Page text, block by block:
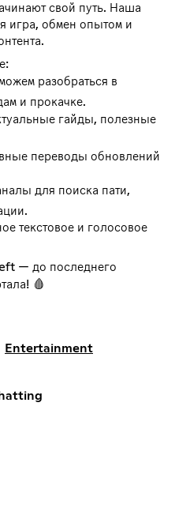
свой путь. Наша
игра, обмен опытом и
разобраться в
и прокачке.
гайды, полезные
переводы обновлений
для поиска пати,
текстовое и голосовое
— до последнего
🩸
Entertainment